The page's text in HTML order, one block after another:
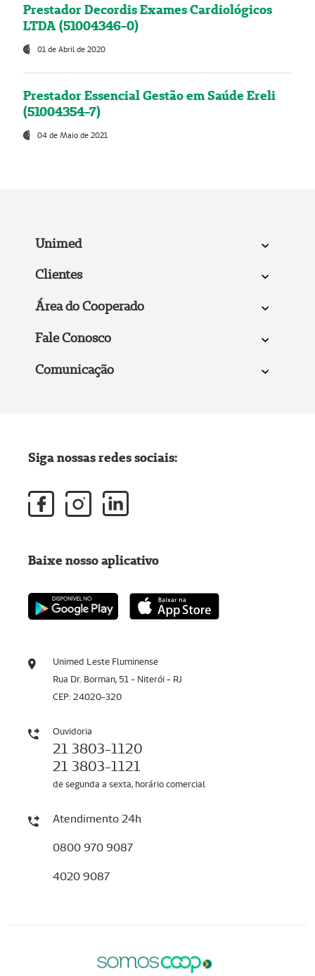
Prestador Decordis Exames Cardiológicos
LTDA (51004346-0)
01 de Abril de 2020
Prestador Essencial Gestão em Saúde Ereli
(51004354-7)
04 de Maio de 2021
Unimed
Clientes
Área do Cooperado
Fale Conosco
Comunicação
Unimed Leste Fluminense
Rua Dr. Borman, 51 - Niterói - RJ
CEP: 24020-320
Ouvidoria
21 3803-1120
21 3803-1121
de segunda a sexta, horário comercial
Atendimento 24h
0800 970 9087
4020 9087
Siga nossas redes sociais:
Baixe nosso aplicativo